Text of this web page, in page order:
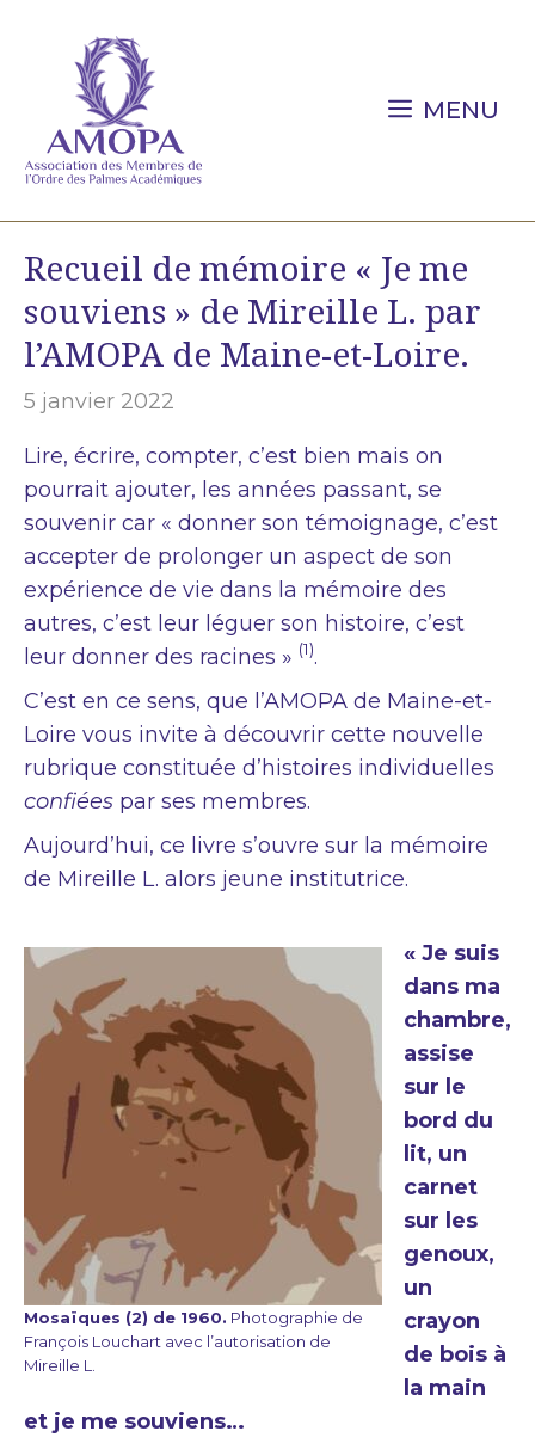
contenu
MENU
Recueil de mémoire « Je me
souviens » de Mireille L. par
l’AMOPA de Maine-et-Loire.
5 janvier 2022
Lire, écrire, compter, c’est bien mais on
pourrait ajouter, les années passant, se
souvenir car « donner son témoignage, c’est
accepter de prolonger un aspect de son
expérience de vie dans la mémoire des
autres, c’est leur léguer son histoire, c’est
leur donner des racines » (1).
C’est en ce sens, que l’AMOPA de Maine-et-
Loire vous invite à découvrir cette nouvelle
rubrique constituée d’histoires individuelles
confiées par ses membres.
Aujourd’hui, ce livre s’ouvre sur la mémoire
de Mireille L. alors jeune institutrice.
Mosaïques (2) de 1960. Photographie de
François Louchart avec l’autorisation de
Mireille L.
« Je suis
dans ma
chambre,
assise
sur le
bord du
lit, un
carnet
sur les
genoux,
un
crayon
de bois à
la main
et je me souviens…